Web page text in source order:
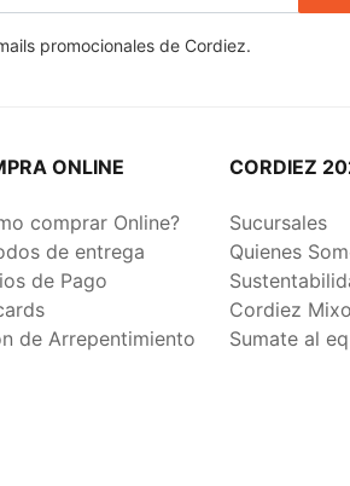
promocionales de Cordiez.
ONLINE
comprar Online?
de entrega
de Pago
de Arrepentimiento
CORDIEZ
Sucursales
Quienes
Cordiez
Sumate al